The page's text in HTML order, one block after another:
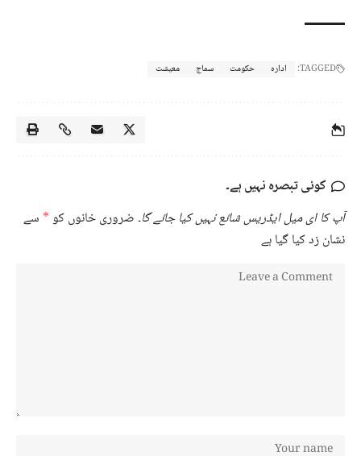
TAGGED: ادارہ حکومت سماج معیشت
کوئی تبصرہ نہیں ہے۔
آپ کا ای میل ایڈریس شائع نہیں کیا جائے گا۔ضروری خانوں کو* سے
نشان زد کیا گیا ہے